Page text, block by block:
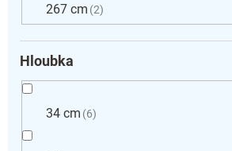
267 cm 2
Hloubka
34 cm 6